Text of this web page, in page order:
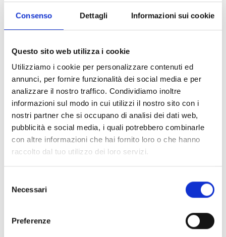
Consenso Dettagli Informazioni sui cookie
Questo sito web utilizza i cookie
Utilizziamo i cookie per personalizzare contenuti ed
annunci, per fornire funzionalità dei social media e per
analizzare il nostro traffico. Condividiamo inoltre
informazioni sul modo in cui utilizzi il nostro sito con i
nostri partner che si occupano di analisi dei dati web,
pubblicità e social media, i quali potrebbero combinarle
con altre informazioni che hai fornito loro o che hanno
raccolto dal tuo utilizzo dei loro servizi.
delNecessari
Preferenze